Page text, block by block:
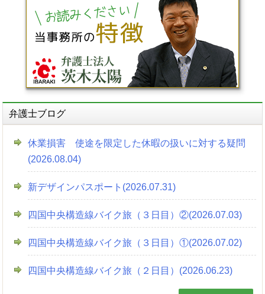
弁護士ブログ
休業損害 使途を限定した休暇の扱いに対する疑問
(2026.08.04)
新デザインパスポート(2026.07.31)
四国中央構造線バイク旅（３日目）②(2026.07.03)
四国中央構造線バイク旅（３日目）①(2026.07.02)
四国中央構造線バイク旅（２日目）(2026.06.23)